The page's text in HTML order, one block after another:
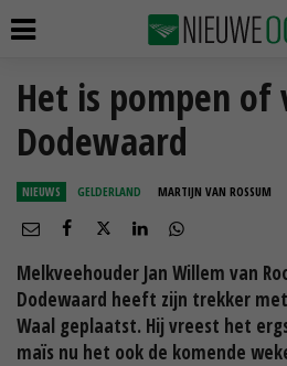
Het is pompen of
Dodewaard
NIEUWS GELDERLAND MARTIJN VAN ROSSUM
Melkveehouder Jan Willem van
Dodewaard heeft zijn trekker
Waal geplaatst. Hij vreest het
maïs nu het ook de komende